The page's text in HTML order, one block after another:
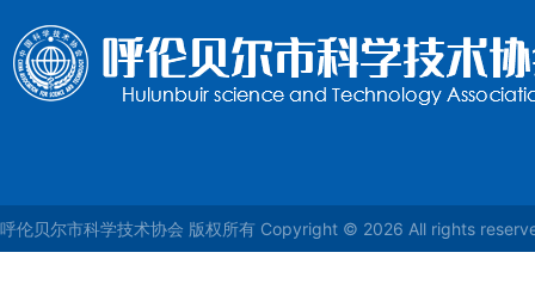
呼伦贝尔市科学技术协会 版权所有 Copyright © 2026 All rights